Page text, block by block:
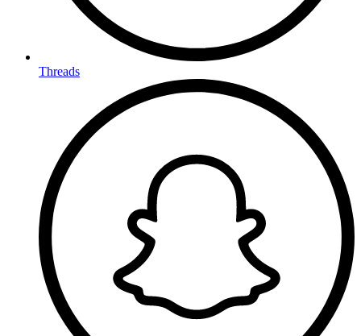
Threads